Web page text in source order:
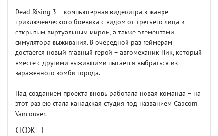
Dead Rising 3 – компьютерная видеоигра в жанре
приключенческого боевика с видом от третьего лица и
открытым виртуальным миром, а также элементами
симулятора выживания. В очередной раз геймерам
достается новый главный герой – автомеханик Ник, который
вместе с другими выжившими пытается выбраться из
зараженного зомби города.
Над созданием проекта вновь работала новая команда – на
этот раз ею стала канадская студия под названием Capcom
Vancouver.
СЮЖЕТ